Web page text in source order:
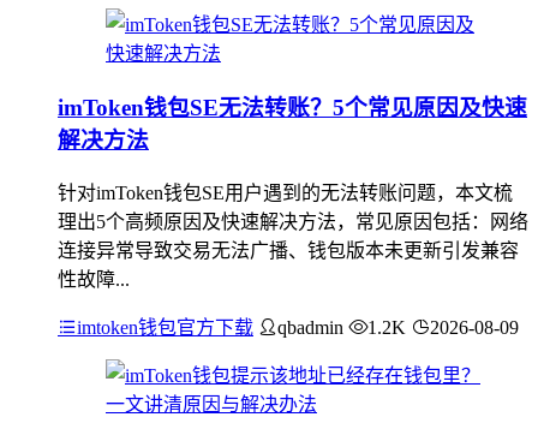
imToken钱包SE无法转账？5个常见原因及快速
解决方法
针对imToken钱包SE用户遇到的无法转账问题，本文梳
理出5个高频原因及快速解决方法，常见原因包括：网络
连接异常导致交易无法广播、钱包版本未更新引发兼容
性故障...
imtoken钱包官方下载 qbadmin 1.2K 2026-08-09